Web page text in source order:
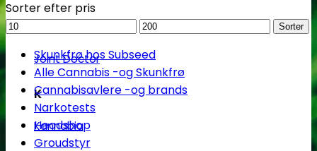
Joint Doctor
K
Kannabia
Sorter efter pris
Mindstepris
Maks.
Sorter
Skunkfrø hos Subseed
Alle Cannabis -og Skunkfrø
Cannabisavlere -og brands
Narkotests
Headshop
Groudstyr